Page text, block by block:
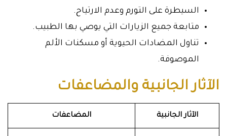
السيطرة على التورم وعدم الارتياح.
متابعة جميع الزيارات التي يوصي بها الطبيب.
تناول المضادات الحيوية أو مسكنات الألم
الموصوفة.
الآثار الجانبية والمضاعفات
الآثار الجانبية المضاعفات